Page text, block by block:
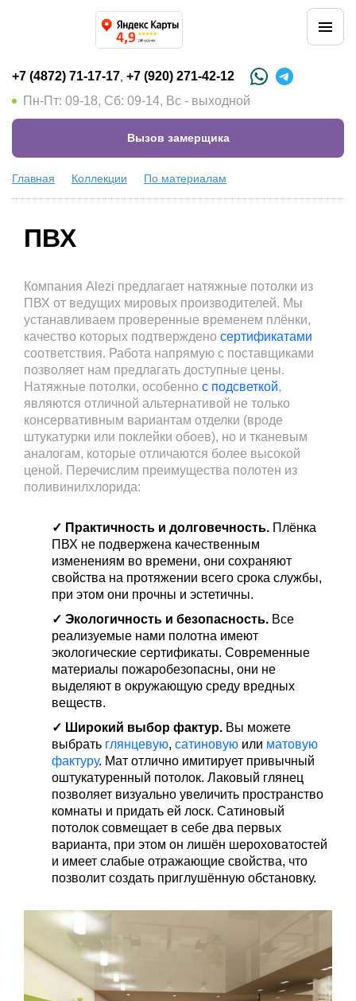
+7 (4872) 71-17-17 +7 (920) 271-42-12
Пн-Пт: 09-18, Сб: 09-14, Вс - выходной
Вызов замерщика
Главная Коллекции По материалам
ПВХ
Компания Alezi предлагает натяжные потолки из
ПВХ от ведущих мировых производителей. Мы
устанавливаем проверенные временем плёнки,
качество которых подтверждено сертификатами
соответствия. Работа напрямую с поставщиками
позволяет нам предлагать доступные цены.
Натяжные потолки, особенно с подсветкой,
являются отличной альтернативой не только
консервативным вариантам отделки (вроде
штукатурки или поклейки обоев), но и тканевым
аналогам, которые отличаются более высокой
ценой. Перечислим преимущества полотен из
поливинилхлорида:
✓ Практичность и долговечность. Плёнка
ПВХ не подвержена качественным
изменениям во времени, они сохраняют
свойства на протяжении всего срока службы,
при этом они прочны и эстетичны.
✓ Экологичность и безопасность. Все
реализуемые нами полотна имеют
экологические сертификаты. Современные
материалы пожаробезопасны, они не
выделяют в окружающую среду вредных
веществ.
✓ Широкий выбор фактур. Вы можете
выбрать глянцевую, сатиновую или матовую
фактуру. Мат отлично имитирует привычный
оштукатуренный потолок. Лаковый глянец
позволяет визуально увеличить пространство
комнаты и придать ей лоск. Сатиновый
потолок совмещает в себе два первых
варианта, при этом он лишён шероховатостей
и имеет слабые отражающие свойства, что
позволит создать приглушённую обстановку.